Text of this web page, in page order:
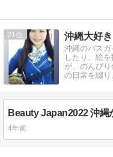
21 沖縄大好
沖縄のバス
したり、絵
が、のんび
の日常を綴り
Beauty Japan2022 沖縄
4年前